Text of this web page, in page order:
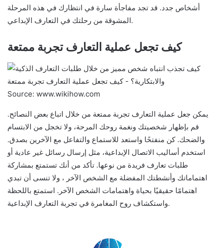
أشخاص جدد. قد تجد مفاجأة سارة في انتظارك في هذه المرحلة
المشوقة من رحلتك في التعارف الإبداعي.
كيف تجعل عملية التعارف تجربة ممتعة
Source: www.wikihow.com
يمكن جعل عملية التعارف تجربة ممتعة من خلال اتباع بعض النصائح.
قم بإظهار شخصيتك ونغمة روحك المرحة، ولا تخجل من الابتسام
والضحك. كن منفتحًا واستعد للاستماع والتفاعل مع الآخرين بصدق.
استخدم أساليب الاتصال الإبداعية، مثل إرسال رسائل غير عادية أو
طلبات تعارف فريدة من نوعها. تأكد من أنك تستمتع بمشاركة
اهتماماتك وأنشطتك المفضلة مع الشخص الآخر ، ولا تنسى أن تبدي
اهتمامًا حقيقيًا بحياة واهتمامات الشخص الآخر. استمتع باللحظة
واستكشاف روح المغامرة في تجربة التعارف الإبداعية.